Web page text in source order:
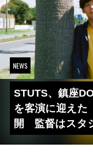
NEWS
STUTS、鎮座
を客演に迎え
開 監督はスタ